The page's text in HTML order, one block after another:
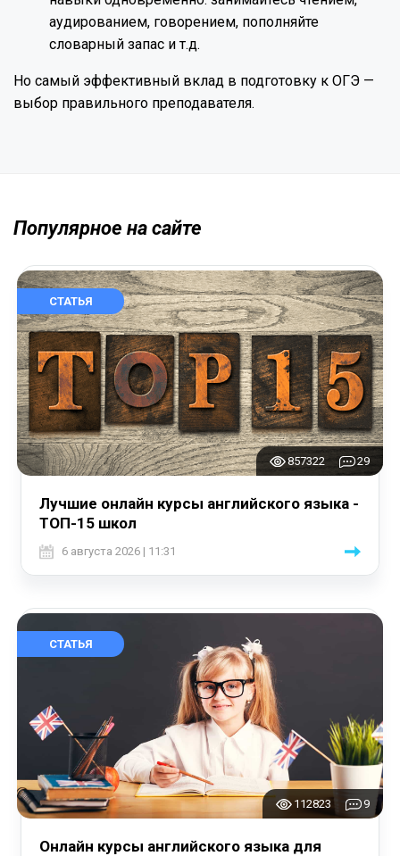
аудированием, говорением, пополняйте
словарный запас и т.д.
Но самый эффективный вклад в подготовку к ОГЭ —
выбор правильного преподавателя.
Популярное на сайте
СТАТЬЯ
857322 29
Лучшие онлайн курсы английского языка -
ТОП-15 школ
6 августа 2026 | 11:31
СТАТЬЯ
112823 9
Онлайн курсы английского языка для